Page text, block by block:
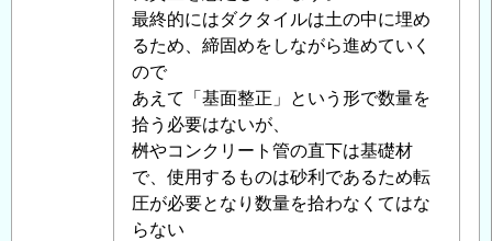
性 」
へ
の
返
信
最終的にはダクタイルは土の中に埋め
るため、締固めをしながら進めていく
ので
あえて「基面整正」という形で数量を
拾う必要はないが、
桝やコンクリート管の直下は基礎材
で、使用するものは砂利であるため転
圧が必要となり数量を拾わなくてはな
らない